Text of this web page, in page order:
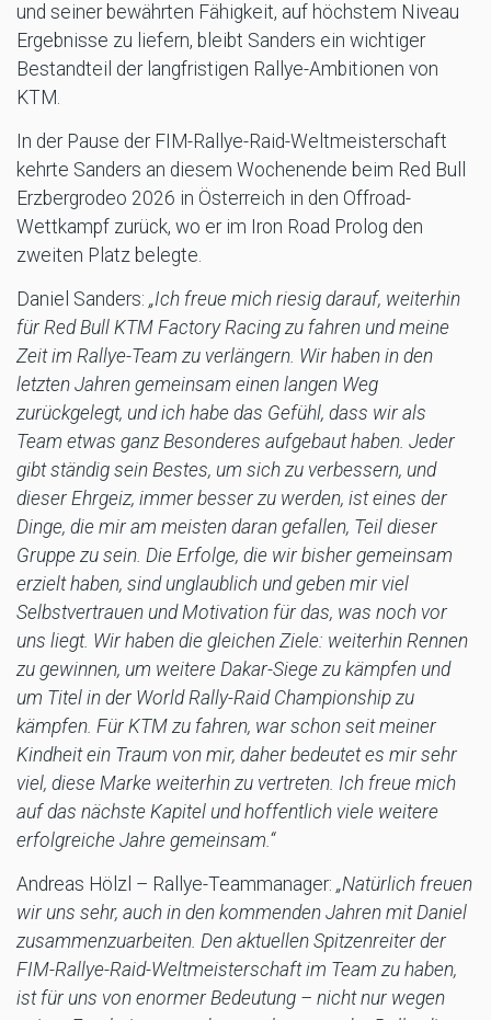
und seiner bewährten Fähigkeit, auf höchstem Niveau
Ergebnisse zu liefern, bleibt Sanders ein wichtiger
Bestandteil der langfristigen Rallye-Ambitionen von
KTM.
In der Pause der FIM-Rallye-Raid-Weltmeisterschaft
kehrte Sanders an diesem Wochenende beim Red Bull
Erzbergrodeo 2026 in Österreich in den Offroad-
Wettkampf zurück, wo er im Iron Road Prolog den
zweiten Platz belegte.
Daniel Sanders: „Ich freue mich riesig darauf, weiterhin
für Red Bull KTM Factory Racing zu fahren und meine
Zeit im Rallye-Team zu verlängern. Wir haben in den
letzten Jahren gemeinsam einen langen Weg
zurückgelegt, und ich habe das Gefühl, dass wir als
Team etwas ganz Besonderes aufgebaut haben. Jeder
gibt ständig sein Bestes, um sich zu verbessern, und
dieser Ehrgeiz, immer besser zu werden, ist eines der
Dinge, die mir am meisten daran gefallen, Teil dieser
Gruppe zu sein. Die Erfolge, die wir bisher gemeinsam
erzielt haben, sind unglaublich und geben mir viel
Selbstvertrauen und Motivation für das, was noch vor
uns liegt. Wir haben die gleichen Ziele: weiterhin Rennen
zu gewinnen, um weitere Dakar-Siege zu kämpfen und
um Titel in der World Rally-Raid Championship zu
kämpfen. Für KTM zu fahren, war schon seit meiner
Kindheit ein Traum von mir, daher bedeutet es mir sehr
viel, diese Marke weiterhin zu vertreten. Ich freue mich
auf das nächste Kapitel und hoffentlich viele weitere
erfolgreiche Jahre gemeinsam.“
Andreas Hölzl – Rallye-Teammanager: „Natürlich freuen
wir uns sehr, auch in den kommenden Jahren mit Daniel
zusammenzuarbeiten. Den aktuellen Spitzenreiter der
FIM-Rallye-Raid-Weltmeisterschaft im Team zu haben,
ist für uns von enormer Bedeutung – nicht nur wegen